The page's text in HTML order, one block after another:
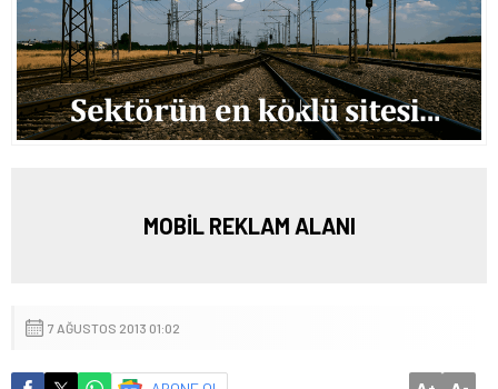
MOBİL REKLAM ALANI
7 AĞUSTOS 2013 01:02